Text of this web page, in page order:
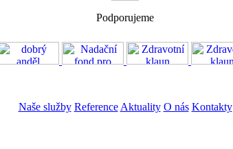
Podporujeme
Naše služby Reference Aktuality O nás Kontakty